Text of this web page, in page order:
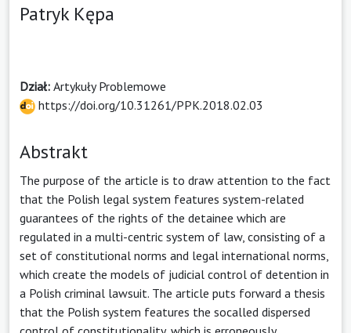
Patryk Kępa
Dział: Artykuły Problemowe
https://doi.org/10.31261/PPK.2018.02.03
Abstrakt
The purpose of the article is to draw attention to the fact
that the Polish legal system features system-related
guarantees of the rights of the detainee which are
regulated in a multi-centric system of law, consisting of a
set of constitutional norms and legal international norms,
which create the models of judicial control of detention in
a Polish criminal lawsuit. The article puts forward a thesis
that the Polish system features the socalled dispersed